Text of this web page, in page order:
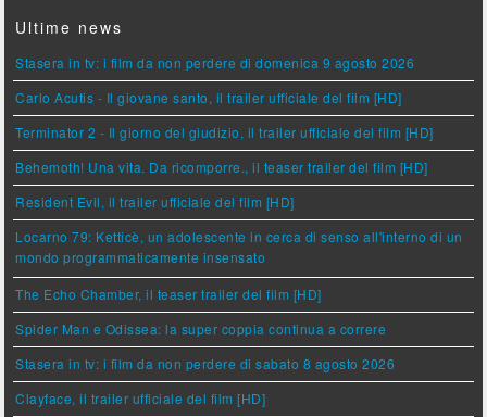
Ultime news
Stasera in tv: i film da non perdere di domenica 9 agosto 2026
Carlo Acutis - Il giovane santo, il trailer ufficiale del film [HD]
Terminator 2 - Il giorno del giudizio, il trailer ufficiale del film [HD]
Behemoth! Una vita. Da ricomporre., il teaser trailer del film [HD]
Resident Evil, il trailer ufficiale del film [HD]
Locarno 79: Ketticè, un adolescente in cerca di senso all'interno di un
mondo programmaticamente insensato
The Echo Chamber, il teaser trailer del film [HD]
Spider Man e Odissea: la super coppia continua a correre
Stasera in tv: i film da non perdere di sabato 8 agosto 2026
Clayface, il trailer ufficiale del film [HD]